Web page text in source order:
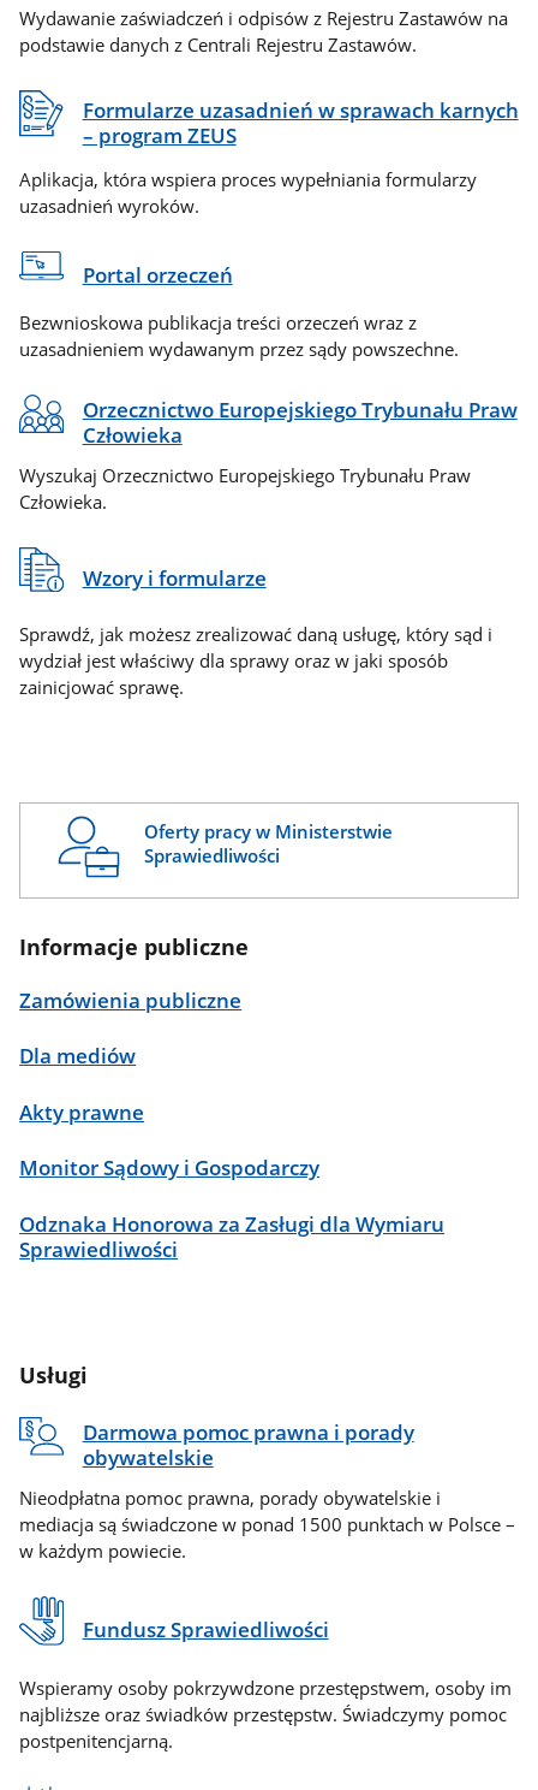
Wydawanie zaświadczeń i odpisów z Rejestru Zastawów na
podstawie danych z Centrali Rejestru Zastawów.
Formularze uzasadnień w sprawach karnych
– program ZEUS
Aplikacja, która wspiera proces wypełniania formularzy
uzasadnień wyroków.
Portal orzeczeń
Bezwnioskowa publikacja treści orzeczeń wraz z
uzasadnieniem wydawanym przez sądy powszechne.
Orzecznictwo Europejskiego Trybunału Praw
Człowieka
Wyszukaj Orzecznictwo Europejskiego Trybunału Praw
Człowieka.
Wzory i formularze
Sprawdź, jak możesz zrealizować daną usługę, który sąd i
wydział jest właściwy dla sprawy oraz w jaki sposób
zainicjować sprawę.
Oferty pracy w Ministerstwie
Sprawiedliwości
Informacje publiczne
Zamówienia publiczne
Dla mediów
Akty prawne
Monitor Sądowy i Gospodarczy
Odznaka Honorowa za Zasługi dla Wymiaru
Sprawiedliwości
Usługi
Darmowa pomoc prawna i porady
obywatelskie
Nieodpłatna pomoc prawna, porady obywatelskie i
mediacja są świadczone w ponad 1500 punktach w Polsce –
w każdym powiecie.
Fundusz Sprawiedliwości
Wspieramy osoby pokrzywdzone przestępstwem, osoby im
najbliższe oraz świadków przestępstw. Świadczymy pomoc
postpenitencjarną.